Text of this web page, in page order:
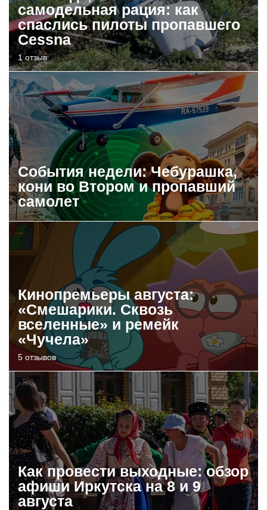
самодельная рация: как
спаслись пилоты пропавшего
Cessna
1 отзыв
События недели: Чебурашка,
кони во Втором и пропавший
самолет
Кинопремьеры августа:
«Смешарики. Сквозь
вселенные» и ремейк
«Чучела»
5 отзывов
Как провести выходные: обзор
афиши Иркутска на 8 и 9
августа